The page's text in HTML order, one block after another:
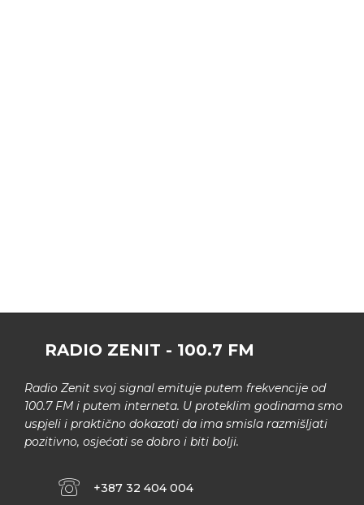
RADIO ZENIT - 100.7 FM
Radio Zenit svoj signal emituje putem frekvencije od
100.7 FM i putem interneta. U proteklim godinama smo
uspjeli i praktično dokazati da ima smisla razmišljati
pozitivno, osjećati se dobro i biti bolji.
+387 32 404 004